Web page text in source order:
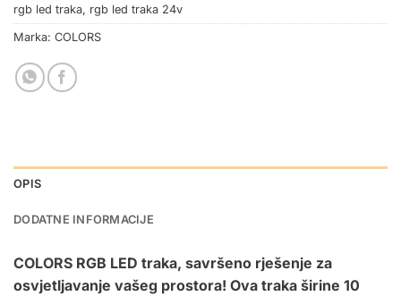
rgb led traka, rgb led traka 24v
Marka: COLORS
OPIS
DODATNE INFORMACIJE
COLORS RGB LED traka, savršeno rješenje za
osvjetljavanje vašeg prostora! Ova traka širine 10